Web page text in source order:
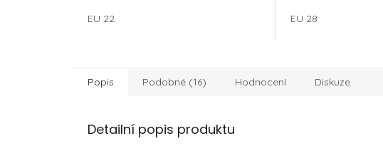
EU 22 EU 28
Popis Podobné (16) Hodnocení Diskuze
Detailní popis produktu